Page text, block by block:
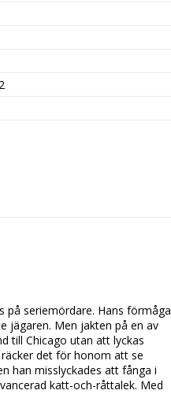
på seriemördare. Hans förmåga
jägaren. Men jakten på en av
till Chicago utan att lyckas
det för honom att se
han misslyckades att fånga i
katt-och-råttalek. Med